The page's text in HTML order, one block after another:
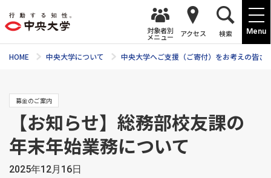
Menu
対象者別
メニュー アクセス 検索
HOME 中央大学について 中央大学へご支援（ご寄付）をお考えの皆さ
募金のご案内
【お知らせ】総務部校友課の
年末年始業務について
2025年12月16日